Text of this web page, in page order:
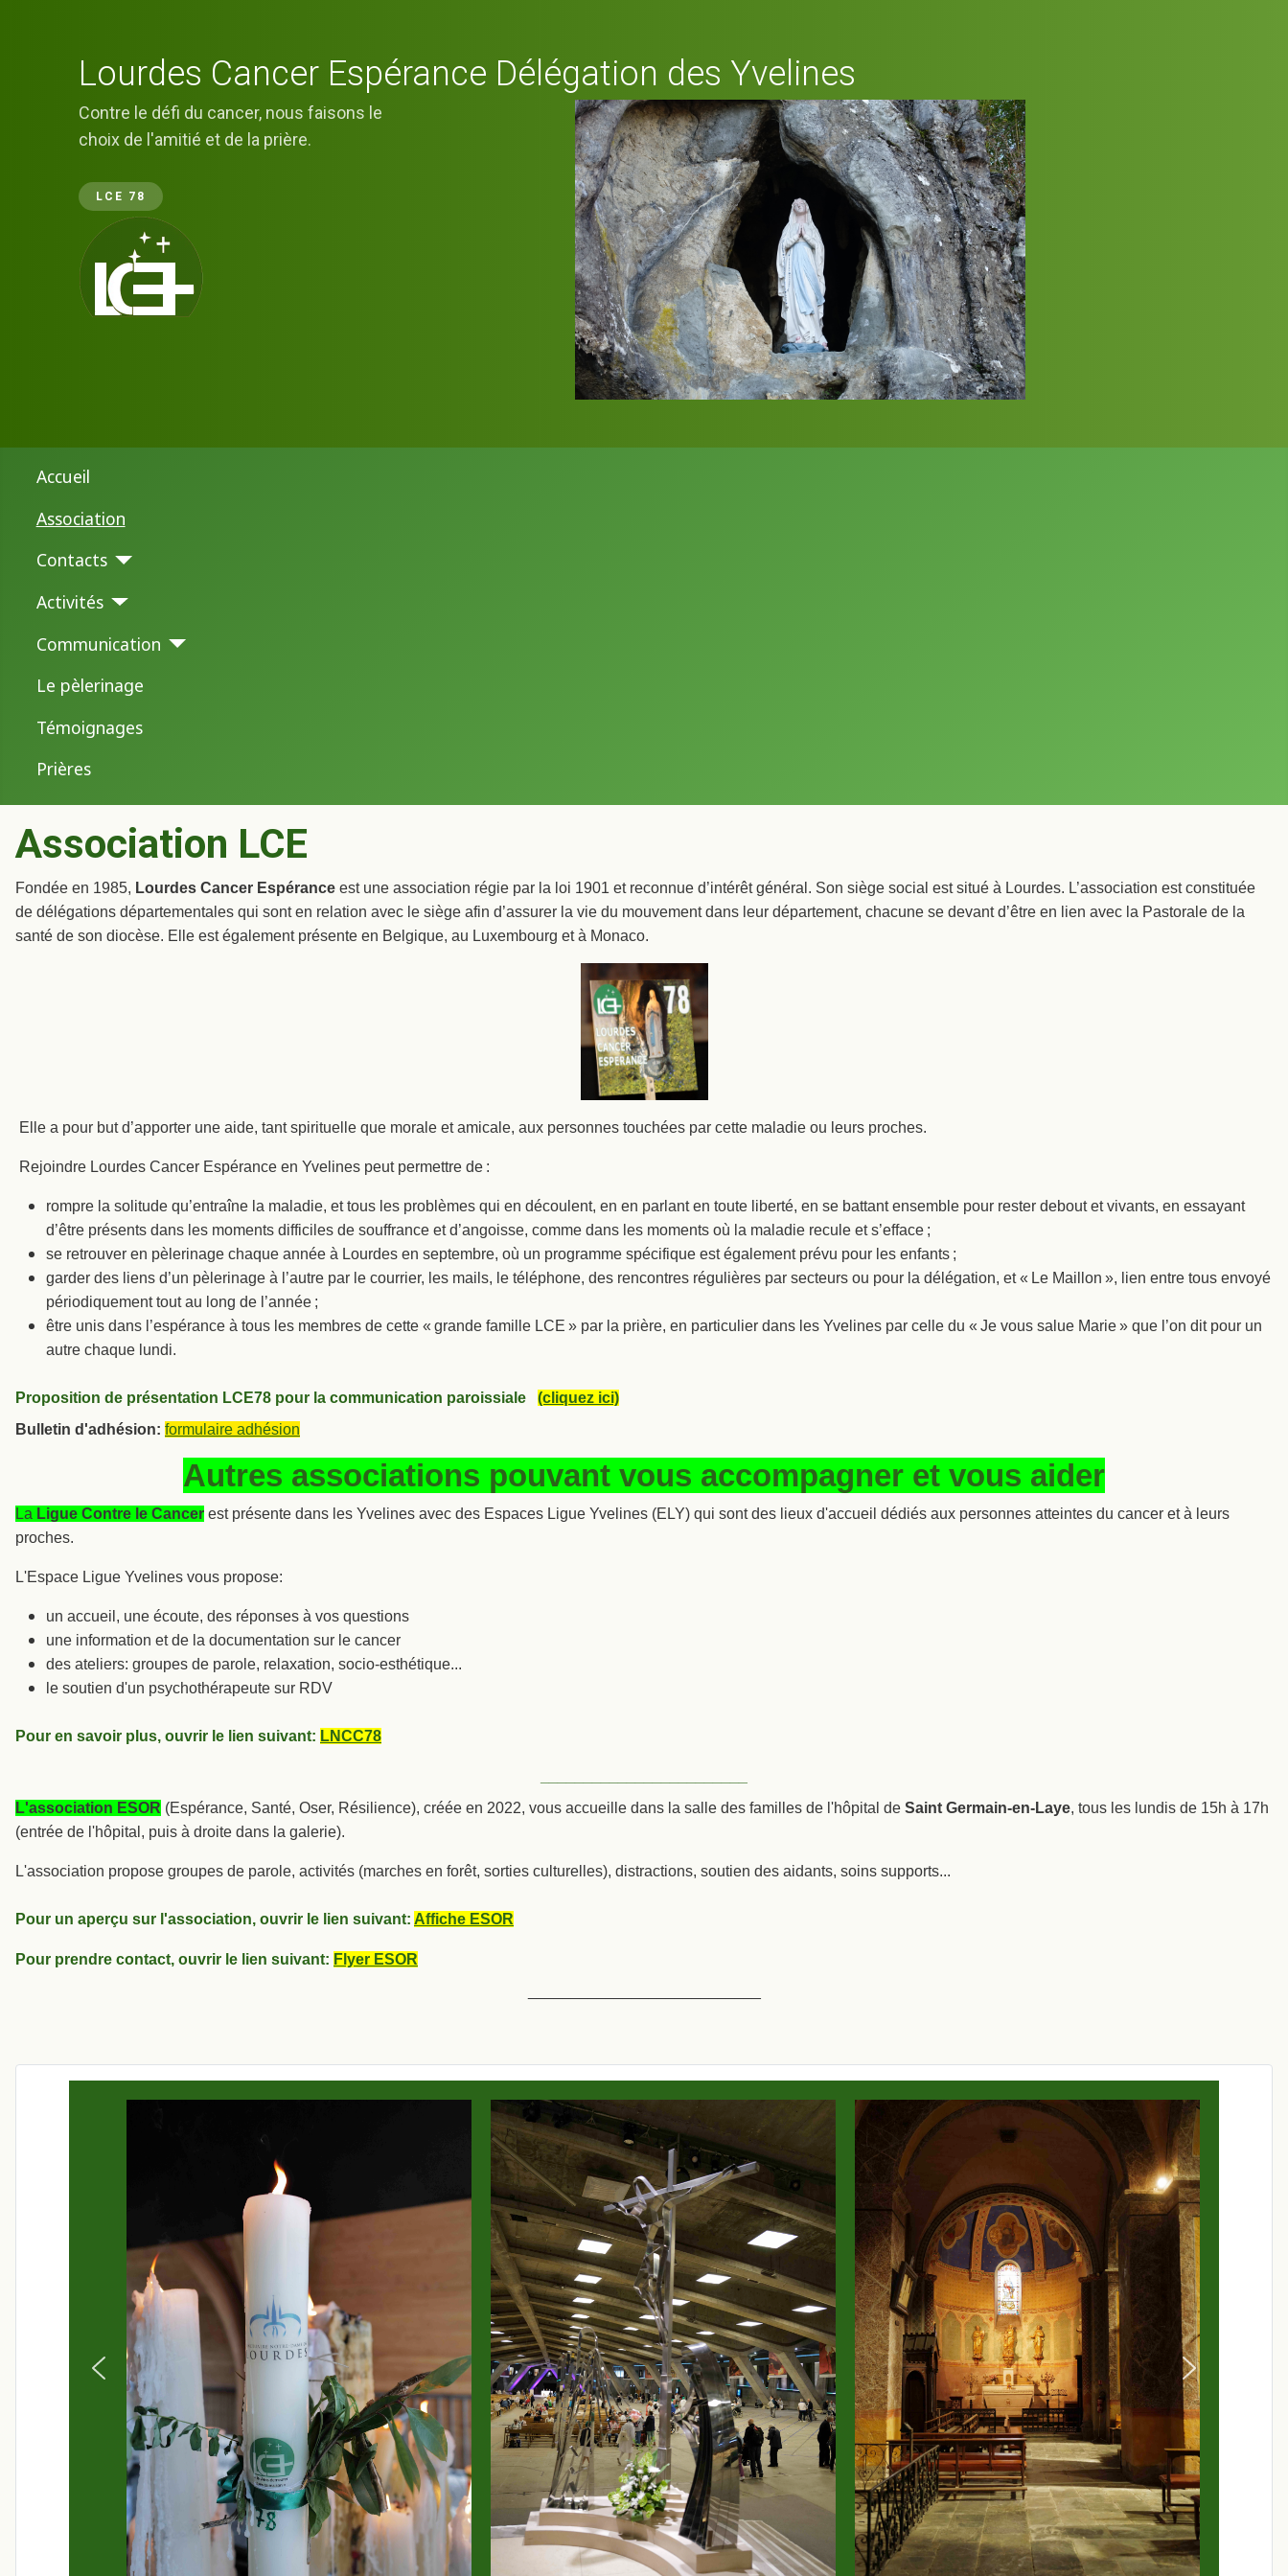
Lourdes Cancer Espérance Délégation des Yvelines
Contre le défi du cancer, nous faisons le
choix de l'amitié et de la prière.
LCE 78
Accueil
Association
Contacts
Activités
Communication
Le pèlerinage
Témoignages
Prières
Association LCE
Fondée en 1985, Lourdes Cancer Espérance est une association régie par la loi 1901 et reconnue d’intérêt général. Son siège social est situé à Lourdes. L’association est constituée
de délégations départementales qui sont en relation avec le siège afin d’assurer la vie du mouvement dans leur département, chacune se devant d’être en lien avec la Pastorale de la
santé de son diocèse. Elle est également présente en Belgique, au Luxembourg et à Monaco.
Elle a pour but d’apporter une aide, tant spirituelle que morale et amicale, aux personnes touchées par cette maladie ou leurs proches.
Rejoindre Lourdes Cancer Espérance en Yvelines peut permettre de :
rompre la solitude qu’entraîne la maladie, et tous les problèmes qui en découlent, en en parlant en toute liberté, en se battant ensemble pour rester debout et vivants, en essayant
d’être présents dans les moments difficiles de souffrance et d’angoisse, comme dans les moments où la maladie recule et s’efface ;
se retrouver en pèlerinage chaque année à Lourdes en septembre, où un programme spécifique est également prévu pour les enfants ;
garder des liens d’un pèlerinage à l’autre par le courrier, les mails, le téléphone, des rencontres régulières par secteurs ou pour la délégation, et « Le Maillon », lien entre tous envoyé
périodiquement tout au long de l’année ;
être unis dans l’espérance à tous les membres de cette « grande famille LCE » par la prière, en particulier dans les Yvelines par celle du « Je vous salue Marie » que l’on dit pour un
autre chaque lundi.
Proposition de présentation LCE78 pour la communication paroissiale (cliquez ici)
Bulletin d'adhésion: formulaire adhésion
Autres associations pouvant vous accompagner et vous aider
La Ligue Contre le Cancer est présente dans les Yvelines avec des Espaces Ligue Yvelines (ELY) qui sont des lieux d'accueil dédiés aux personnes atteintes du cancer et à leurs
proches.
L'Espace Ligue Yvelines vous propose:
un accueil, une écoute, des réponses à vos questions
une information et de la documentation sur le cancer
des ateliers: groupes de parole, relaxation, socio-esthétique...
le soutien d'un psychothérapeute sur RDV
Pour en savoir plus, ouvrir le lien suivant: LNCC78
L'association ESOR (Espérance, Santé, Oser, Résilience), créée en 2022, vous accueille dans la salle des familles de l'hôpital de Saint Germain-en-Laye, tous les lundis de 15h à 17h
(entrée de l'hôpital, puis à droite dans la galerie).
L'association propose groupes de parole, activités (marches en forêt, sorties culturelles), distractions, soutien des aidants, soins supports...
Pour un aperçu sur l'association, ouvrir le lien suivant: Affiche ESOR
Pour prendre contact, ouvrir le lien suivant: Flyer ESOR